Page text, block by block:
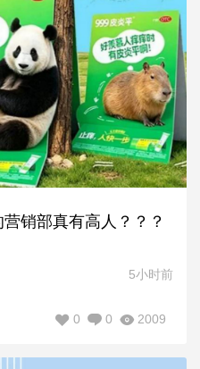
销部真有高人？？？
5小时前
2009
0
0